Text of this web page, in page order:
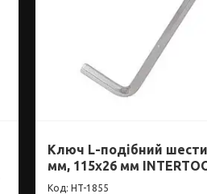
Ключ L-подібний
мм, 115х26 мм
HT-1855